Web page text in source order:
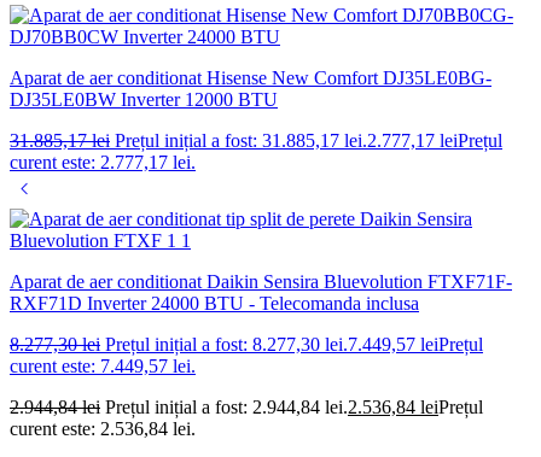
Aparat de aer conditionat Hisense New Comfort DJ35LE0BG-
DJ35LE0BW Inverter 12000 BTU
31.885,17lei Prețul inițial a fost: 31.885,17 lei.2.777,17 leiPrețul
curent este: 2.777,17 lei.
Aparat de aer conditionat Daikin Sensira Bluevolution FTXF71F-
RXF71D Inverter 24000 BTU - Telecomanda inclusa
8.277,30lei Prețul inițial a fost: 8.277,30 lei.7.449,57 leiPrețul
curent este: 7.449,57 lei.
2.944,84lei Prețul inițial a fost: 2.944,84 lei.2.536,84 leiPrețul
curent este: 2.536,84 lei.